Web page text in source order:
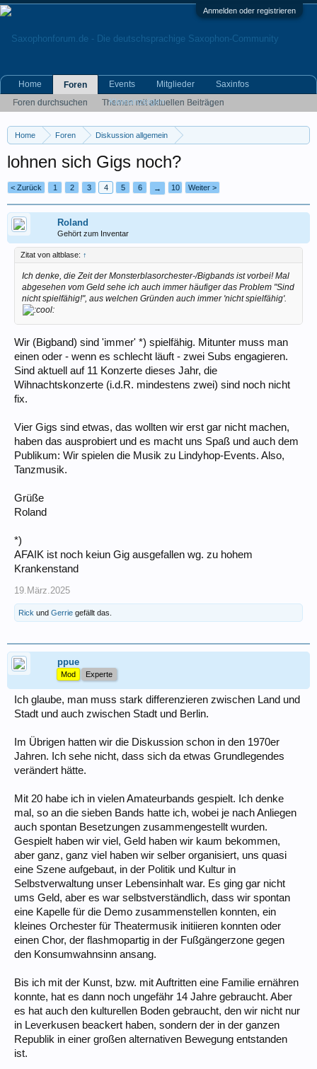
Anmelden oder registrieren
Home Foren
Diskussion allgemein
lohnen sich Gigs noch?
< Zurück 1 2 3 4 5 6 → 10 Weiter >
Roland
Gehört zum Inventar
Zitat von altblase: ↑
Ich denke, die Zeit der Monsterblasorchester-/Bigbands ist vorbei! Mal
abgesehen vom Geld sehe ich auch immer häufiger das Problem "Sind
nicht spielfähig!", aus welchen Gründen auch immer 'nicht spielfähig'.
Wir (Bigband) sind 'immer' *) spielfähig. Mitunter muss man
einen oder - wenn es schlecht läuft - zwei Subs engagieren.
Sind aktuell auf 11 Konzerte dieses Jahr, die
Wihnachtskonzerte (i.d.R. mindestens zwei) sind noch nicht
fix.
Vier Gigs sind etwas, das wollten wir erst gar nicht machen,
haben das ausprobiert und es macht uns Spaß und auch dem
Publikum: Wir spielen die Musik zu Lindyhop-Events. Also,
Tanzmusik.
Grüße
Roland
*)
AFAIK ist noch keiun Gig ausgefallen wg. zu hohem
Krankenstand
19.März.2025
Rick und Gerrie gefällt das.
ppue
Mod Experte
Ich glaube, man muss stark differenzieren zwischen Land und
Stadt und auch zwischen Stadt und Berlin.
Im Übrigen hatten wir die Diskussion schon in den 1970er
Jahren. Ich sehe nicht, dass sich da etwas Grundlegendes
verändert hätte.
Mit 20 habe ich in vielen Amateurbands gespielt. Ich denke
mal, so an die sieben Bands hatte ich, wobei je nach Anliegen
auch spontan Besetzungen zusammengestellt wurden.
Gespielt haben wir viel, Geld haben wir kaum bekommen,
aber ganz, ganz viel haben wir selber organisiert, uns quasi
eine Szene aufgebaut, in der Politik und Kultur in
Selbstverwaltung unser Lebensinhalt war. Es ging gar nicht
ums Geld, aber es war selbstverständlich, dass wir spontan
eine Kapelle für die Demo zusammenstellen konnten, ein
kleines Orchester für Theatermusik initiieren konnten oder
einen Chor, der flashmopartig in der Fußgängerzone gegen
den Konsumwahnsinn ansang.
Bis ich mit der Kunst, bzw. mit Auftritten eine Familie ernähren
konnte, hat es dann noch ungefähr 14 Jahre gebraucht. Aber
es hat auch den kulturellen Boden gebraucht, den wir nicht nur
in Leverkusen beackert haben, sondern der in der ganzen
Republik in einer großen alternativen Bewegung entstanden
ist.
Home
Foren
Foren durchsuchen
Themen mit aktuellen Beiträgen
Events Mitglieder
Saxinfos
Kleinanzeigen